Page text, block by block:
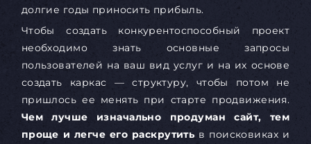
долгие годы приносить прибыль.
Чтобы создать конкурентоспособный проект
необходимо знать основные запросы
пользователей на ваш вид услуг и на их основе
создать каркас — структуру, чтобы потом не
пришлось ее менять при старте продвижения.
Чем лучше изначально продуман сайт, тем
проще и легче его раскрутитьв поисковиках и